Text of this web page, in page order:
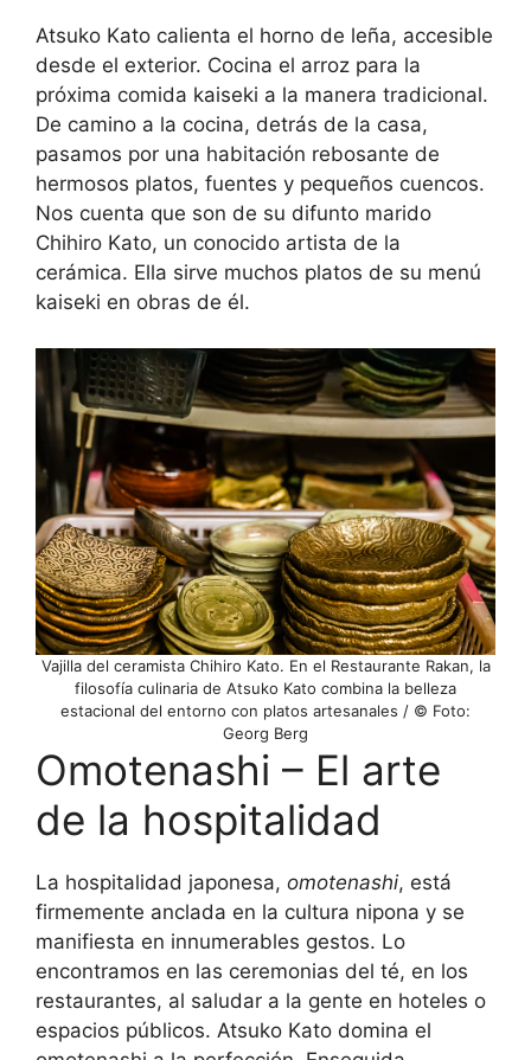
Atsuko Kato calienta el horno de leña, accesible
desde el exterior. Cocina el arroz para la
próxima comida kaiseki a la manera tradicional.
De camino a la cocina, detrás de la casa,
pasamos por una habitación rebosante de
hermosos platos, fuentes y pequeños cuencos.
Nos cuenta que son de su difunto marido
Chihiro Kato, un conocido artista de la
cerámica. Ella sirve muchos platos de su menú
kaiseki en obras de él.
Vajilla del ceramista Chihiro Kato. En el Restaurante Rakan, la
filosofía culinaria de Atsuko Kato combina la belleza
estacional del entorno con platos artesanales / © Foto:
Georg Berg
Omotenashi – El arte
de la hospitalidad
La hospitalidad japonesa, omotenashi, está
firmemente anclada en la cultura nipona y se
manifiesta en innumerables gestos. Lo
encontramos en las ceremonias del té, en los
restaurantes, al saludar a la gente en hoteles o
espacios públicos. Atsuko Kato domina el